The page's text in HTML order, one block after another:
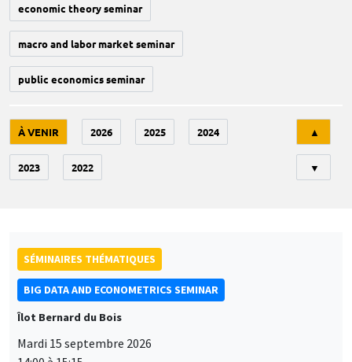
economic theory seminar
macro and labor market seminar
public economics seminar
À VENIR 2026 2025 2024
2023 2022
▲
▼
SÉMINAIRES THÉMATIQUES
BIG DATA AND ECONOMETRICS SEMINAR
Îlot Bernard du Bois
Mardi 15 septembre 2026